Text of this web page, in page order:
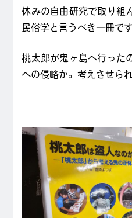
休みの自由研究で取り組
民俗学と言うべき一冊です
桃太郎が鬼ヶ島へ行った
への侵略か。考えさせら